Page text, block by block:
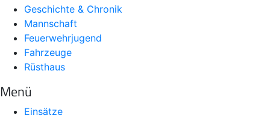
Geschichte & Chronik
Mannschaft
Feuerwehrjugend
Fahrzeuge
Rüsthaus
Menü
Einsätze